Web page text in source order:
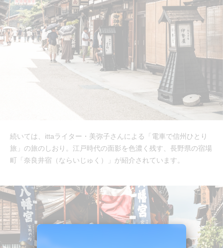
続いては、ittaライター・美弥子さんによる「電車で信州ひとり
旅」の旅のしおり。江戸時代の面影を色濃く残す、長野県の宿場
町「奈良井宿（ならいじゅく）」が紹介されています。